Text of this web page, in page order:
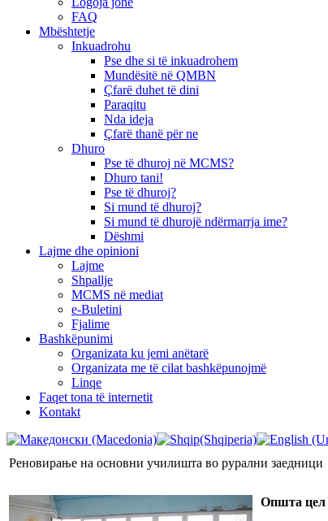
FAQ
Mbështetje
Inkuadrohu
Pse dhe si të inkuadrohem
Mundësitë në QMBN
Çfarë duhet të dini
Paraqitu
Nda ideja
Çfarë thanë për ne
Dhuro
Pse të dhuroj në MCMS?
Dhuro tani!
Pse të dhuroj?
Si mund të dhuroj?
Si mund të dhurojë ndërmarrja ime?
Dëshmi
Lajme dhe opinioni
Lajme
Shpallje
MCMS në mediat
e-Buletini
Fjalime
Bashkëpunimi
Organizata ku jemi anëtarë
Organizata me të cilat bashkëpunojmë
Linqe
Faqet tona të internetit
Kontakt
Реновирање на основни училишта во рурални заедници
Општа цел